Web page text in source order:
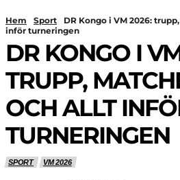
Hem Sport
DR Kongo i VM 2026:
inför turneringen
DR KONGO I
TRUPP,
OCH ALLT
TURNERINGEN
SPORT VM 2026